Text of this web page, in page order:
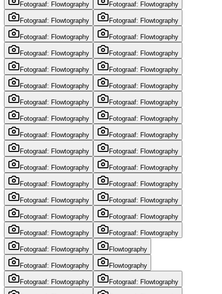
Fotograaf: Flowtography Fotograaf: Flowtography
Fotograaf: Flowtography Fotograaf: Flowtography
Fotograaf: Flowtography Fotograaf: Flowtography
Fotograaf: Flowtography Fotograaf: Flowtography
Fotograaf: Flowtography Fotograaf: Flowtography
Fotograaf: Flowtography Fotograaf: Flowtography
Fotograaf: Flowtography Fotograaf: Flowtography
Fotograaf: Flowtography Fotograaf: Flowtography
Fotograaf: Flowtography Fotograaf: Flowtography
Fotograaf: Flowtography Fotograaf: Flowtography
Fotograaf: Flowtography Fotograaf: Flowtography
Fotograaf: Flowtography Fotograaf: Flowtography
Fotograaf: Flowtography Fotograaf: Flowtography
Fotograaf: Flowtography Fotograaf: Flowtography
Fotograaf: Flowtography Fotograaf: Flowtography
Fotograaf: Flowtography Flowtography
Fotograaf: Flowtography Flowtography
Fotograaf: Flowtography Fotograaf: Flowtography